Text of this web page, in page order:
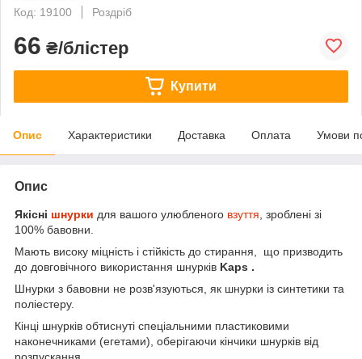
Код: 19100
Роздріб
66 ₴/блістер
Купити
Опис Характеристики Доставка Оплата Умови
Опис
Якісні шнурки для вашого улюбленого взуття , зроблені зі
100% бавовни.
Мають високу міцність і стійкість до стирання, що призводить
до довговічного використання шнурків Kaps .
Шнурки з бавовни не розв'язуються, як шнурки із синтетики та
поліестеру.
Кінці шнурків обтиснуті спеціальними пластиковими
наконечниками (егетами), оберігаючи кінчики шнурків від
розпускання.